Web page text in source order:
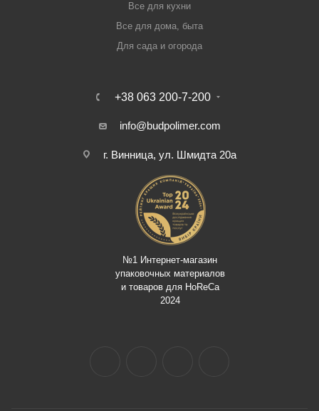
Все для кухни
Все для дома, быта
Для сада и огорода
+38 063 200-7-200
info@budpolimer.com
г. Винница, ул. Шмидта 20а
№1 Интернет-магазин
упаковочных материалов
и товаров для HoReCa
2024